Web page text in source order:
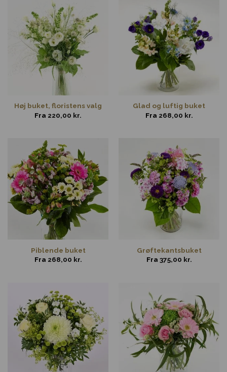
Høj buket, floristens valg
Fra 220,00 kr.
Glad og luftig buket
Fra 268,00 kr.
Piblende buket
Fra 268,00 kr.
Grøftekantsbuket
Fra 375,00 kr.